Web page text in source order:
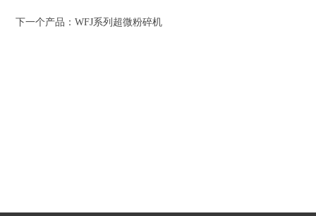
下一个产品：WFJ系列超微粉碎机